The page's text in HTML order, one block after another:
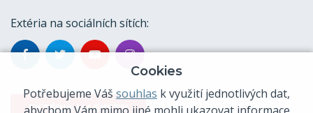
Extéria na sociálních sítích:
EXTÉRIA MARKETY
Cookies
Potřebujeme Váš souhlas k využití jednotlivých dat,